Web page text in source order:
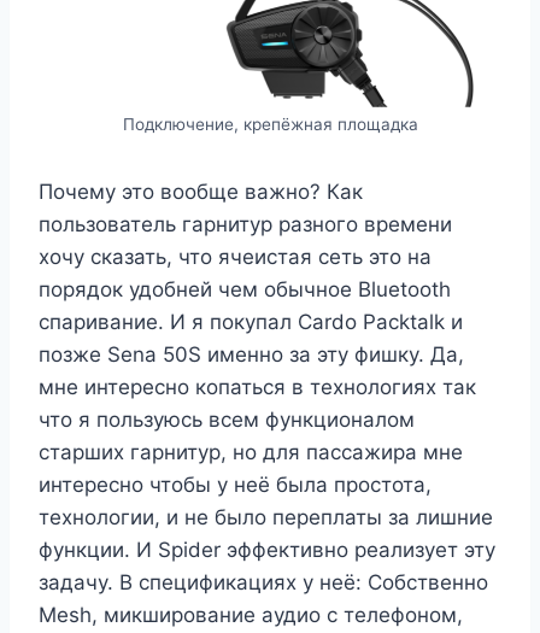
Подключение, крепёжная площадка
Почему это вообще важно? Как
пользователь гарнитур разного времени
хочу сказать, что ячеистая сеть это на
порядок удобней чем обычное Bluetooth
спаривание. И я покупал Cardo Packtalk и
позже Sena 50S именно за эту фишку. Да,
мне интересно копаться в технологиях так
что я пользуюсь всем функционалом
старших гарнитур, но для пассажира мне
интересно чтобы у неё была простота,
технологии, и не было переплаты за лишние
функции. И Spider эффективно реализует эту
задачу. В спецификациях у неё: Собственно
Mesh, микширование аудио с телефоном,